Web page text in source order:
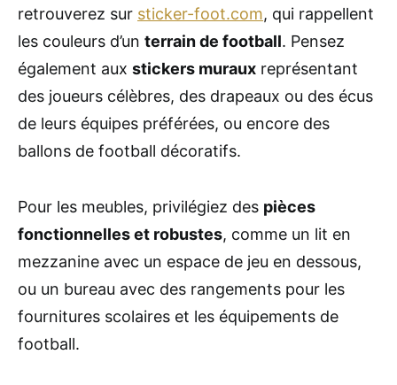
retrouverez sur sticker-foot.com, qui rappellent
les couleurs d’un terrain de football. Pensez
également aux stickers muraux représentant
des joueurs célèbres, des drapeaux ou des écus
de leurs équipes préférées, ou encore des
ballons de football décoratifs.
Pour les meubles, privilégiez des pièces
fonctionnelles et robustes, comme un lit en
mezzanine avec un espace de jeu en dessous,
ou un bureau avec des rangements pour les
fournitures scolaires et les équipements de
football.